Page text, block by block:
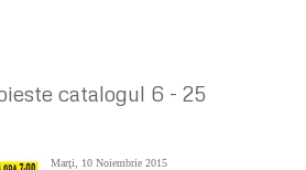
catalogul 6 - 25
Marţi, 10 Noiembrie 2015